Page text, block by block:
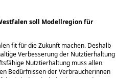
soll Modellregion für
fit für die Zukunft machen. Deshalb
Verbesserung der Nutztierhaltung
Nutztierhaltung muss allen
Bedürfnissen der Verbraucherinnen